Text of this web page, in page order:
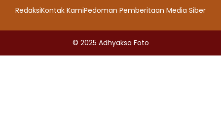
RedaksiKontak KamiPedoman Pemberitaan Media Siber
© 2025 Adhyaksa Foto